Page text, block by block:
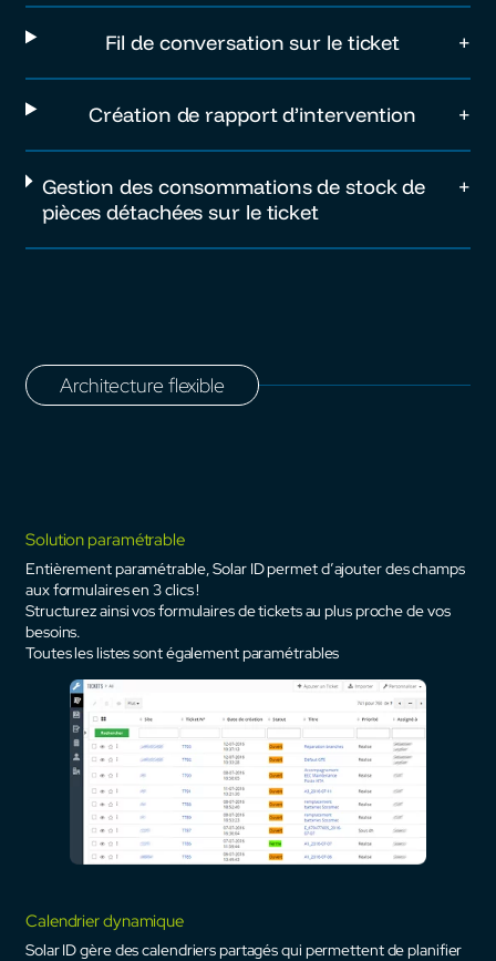
Fil de conversation sur le ticket
Création de rapport d’intervention
Gestion des consommations de stock de
pièces détachées sur le ticket
Architecture flexible
Solution paramétrable
Entièrement paramétrable, Solar ID permet d’ajouter des champs
aux formulaires en 3 clics !
Structurez ainsi vos formulaires de tickets au plus proche de vos
besoins.
Toutes les listes sont également paramétrables
Calendrierdynamique
Solar ID gère des calendriers partagés qui permettent de planifier